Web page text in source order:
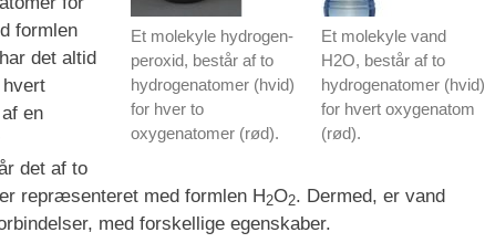
Et molekyle vand
H2O, består af to
hydrogenatomer (hvid)
for hvert oxygenatom
(rød).
Et molekyle hydrogen-
peroxid, består af to
hydrogenatomer (hvid)
for hver to
oxygenatomer (rød).
formlen
det altid
en
det af to
repræsenteret med formlen H2O2. Dermed, er vand
med forskellige egenskaber.